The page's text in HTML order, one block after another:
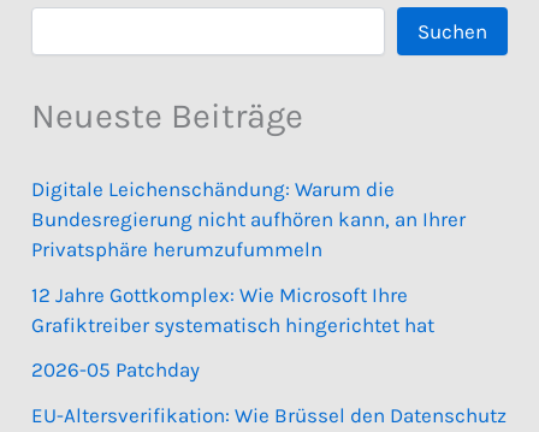
Suchen
Neueste Beiträge
Digitale Leichenschändung: Warum die
Bundesregierung nicht aufhören kann, an Ihrer
Privatsphäre herumzufummeln
12 Jahre Gottkomplex: Wie Microsoft Ihre
Grafiktreiber systematisch hingerichtet hat
2026-05 Patchday
EU-Altersverifikation: Wie Brüssel den Datenschutz